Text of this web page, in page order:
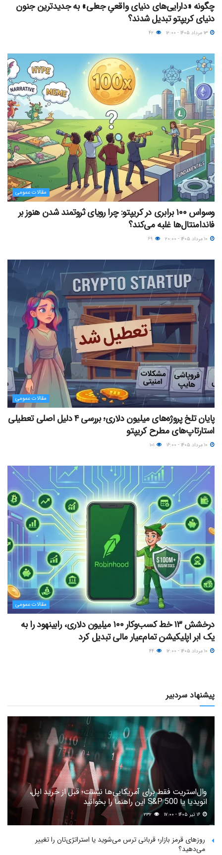
چگونه «دارایی‌های دنیای واقعیِ جعلی» به جدیدترین جنون
دنیای کریپتو تبدیل شدند؟
مقالات عمومی
وسواس ۱۰۰ برابری در کریپتو: چرا رویای ثروتمند شدن هنوز بر
فاندامنتال‌ها غلبه می‌کند؟
مقالات عمومی
پایان تلخ پروژه‌های میلیون دلاری؛ بررسی ۴ دلیل اصلی تعطیلی
استارتاپ‌های مطرح کریپتو
مقالات عمومی
درخشش ۱۳ خط کسب‌وکار ۱۰۰ میلیون دلاری، رابینهود را به
یک ابر اپلیکیشن تمام‌عیار مالی تبدیل کرد
پیشنهاد سردبیر
وال‌استریت فقط برای آمریکایی‌ها نیست؛ قبل از خرید اپل،
انویدیا یا S&P 500 این راهنما را بخوانید
۲۳۲
روزهای قرمز بازار؛ قربانی ترس می‌شوید یا استراتژی‌تان را تغییر
می‌دهید؟